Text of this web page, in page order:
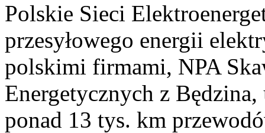
Polskie Sieci
przesyłowego energii
polskimi firmami, NPA
Energetycznych z
ponad 13 tys. km